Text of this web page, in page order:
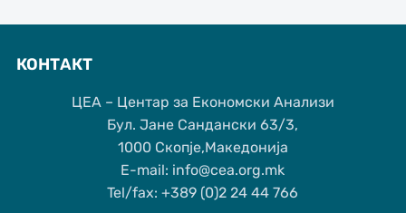
КОНТАКТ
ЦЕА – Центар за Економски Анализи
Бул. Јане Сандански 63/3,
1000 Скопје,Македонија
Е-mail: info@cea.org.mk
Tel/fax: +389 (0)2 24 44 766